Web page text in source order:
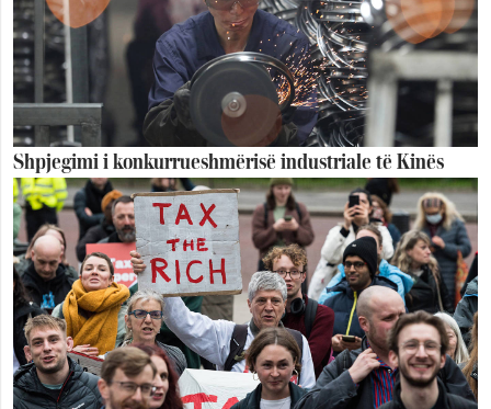
Shpjegimi i konkurrueshmërisë industriale të Kinës